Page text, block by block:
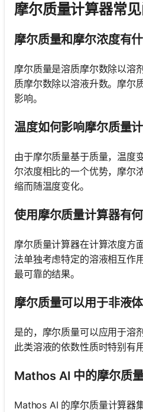
摩尔质量计算器常
摩尔质量和摩尔浓度有什
摩尔质量是溶质摩尔数除以溶
质摩尔数除以溶液升数。摩尔
影响。
温度如何影响摩尔质量计
由于摩尔质量基于质量，温度
尔浓度相比的一个优势，摩尔
缩而随温度变化。
使用摩尔质量计算器有何
摩尔质量计算器在计算浓度方
法单独考虑特定的溶液相互作
最可靠的结果。
摩尔质量可以用于非液
是的，摩尔质量可以应用于溶
此类溶液的依数性质时特别有用
Mathos AI 中的摩尔质
Mathos AI 的摩尔质量计算器